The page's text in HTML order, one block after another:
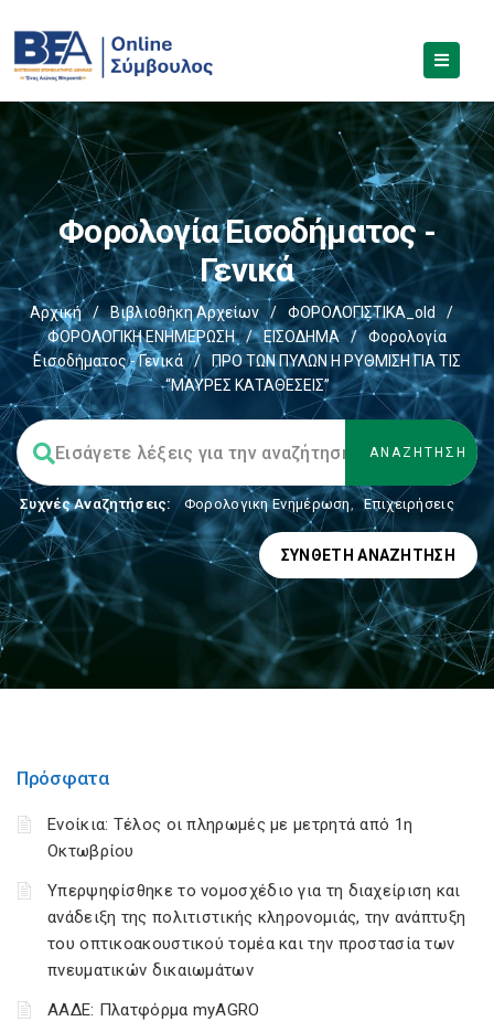
Φορολογία Εισοδήματος -
Γενικά
Αρχική / Βιβλιοθήκη Αρχείων / ΦΟΡΟΛΟΓΙΣΤΙΚΑ_old
/
ΦΟΡΟΛΟΓΙΚΗ ΕΝΗΜΕΡΩΣΗ
/ ΕΙΣΟΔΗΜΑ /
Φορολογία
Εισοδήματος - Γενικά
/
ΠΡΟ ΤΩΝ ΠΥΛΩΝ Η ΡΥΘΜΙΣΗ ΓΙΑ ΤΙΣ
“ΜΑΥΡΕΣ ΚΑΤΑΘΕΣΕΙΣ”
Συχνές Αναζητήσεις: Φορολογικη Ενημέρωση, Επιχειρήσεις
ΣΎΝΘΕΤΗ ΑΝΑΖΉΤΗΣΗ
Πρόσφατα
Ενοίκια: Τέλος οι πληρωμές με μετρητά από 1η
Οκτωβρίου
Υπερψηφίσθηκε το νομοσχέδιο για τη διαχείριση και
ανάδειξη της πολιτιστικής κληρονομιάς, την ανάπτυξη
του οπτικοακουστικού τομέα και την προστασία των
πνευματικών δικαιωμάτων
ΑΑΔΕ: Πλατφόρμα myAGRO